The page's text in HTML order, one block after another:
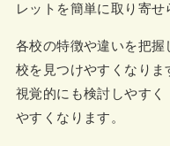
レットを簡単に取り寄せ
各校の特徴や違いを把
校を見つけやすくなりま
視覚的にも検討しやすく
やすくなります。